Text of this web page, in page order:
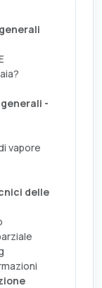
-
vapore
delle